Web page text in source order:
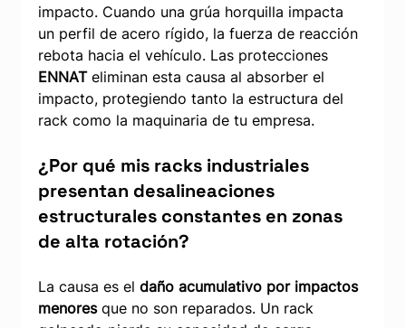
impacto. Cuando una grúa horquilla impacta
un perfil de acero rígido, la fuerza de reacción
rebota hacia el vehículo. Las protecciones
ENNAT eliminan esta causa al absorber el
impacto, protegiendo tanto la estructura del
rack como la maquinaria de tu empresa.
¿Por qué mis racks industriales
presentan desalineaciones
estructurales constantes en zonas
de alta rotación?
La causa es el daño acumulativo por impactos
menores que no son reparados. Un rack